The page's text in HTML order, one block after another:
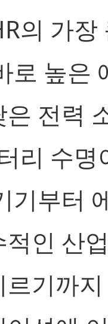
의 가장
로 높은
전력
리 수명
기부터
인 산
기까